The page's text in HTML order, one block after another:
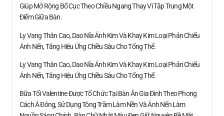
Giúp Mở Rộng Bố Cục Theo Chiều Ngang Thay Vì Tập Trung Một
Điểm Giữa Bàn.
Ly Vang Thân Cao, Dao Nĩa Ánh Kim Và Khay Kim Loại Phản Chiếu
Ánh Nến, Tăng Hiệu Ứng Chiều Sâu Cho Tổng Thể.
Ly Vang Thân Cao, Dao Nĩa Ánh Kim Và Khay Kim Loại Phản Chiếu
Ánh Nến, Tăng Hiệu Ứng Chiều Sâu Cho Tổng Thể.
Bữa Tối Valentine Được Tổ Chức Tại Bàn Ăn Gia Đình Theo Phong
Cách Á Đông, Sử Dụng Tông Trầm Làm Nền Và Ánh Nến Làm